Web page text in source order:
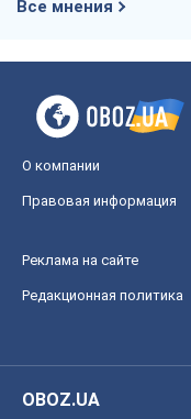
Все мнения
О компании
Правовая информация
Реклама на сайте
Редакционная политика
OBOZ.UA